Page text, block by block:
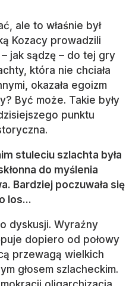
ale to właśnie był
Kozacy prowadzili
jak sądzę – do tej gry
która nie chciała
okazała egoizm
Być może. Takie były
punktu
stuleciu szlachta była
do myślenia
Bardziej poczuwała się
los...
dyskusji. Wyraźny
dopiero od połowy
przewagą wielkich
głosem szlacheckim.